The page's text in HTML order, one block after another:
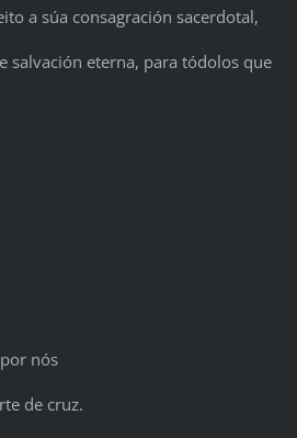
a súa consagración sacerdotal,
salvación eterna, para tódolos que
nós
de cruz.